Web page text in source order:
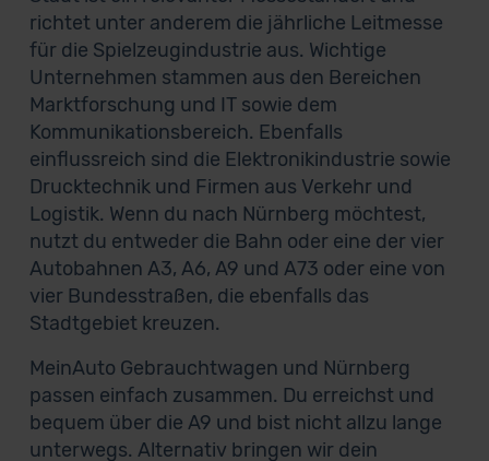
richtet unter anderem die jährliche Leitmesse
für die Spielzeugindustrie aus. Wichtige
Unternehmen stammen aus den Bereichen
Marktforschung und IT sowie dem
Kommunikationsbereich. Ebenfalls
einflussreich sind die Elektronikindustrie sowie
Drucktechnik und Firmen aus Verkehr und
Logistik. Wenn du nach Nürnberg möchtest,
nutzt du entweder die Bahn oder eine der vier
Autobahnen A3, A6, A9 und A73 oder eine von
vier Bundesstraßen, die ebenfalls das
Stadtgebiet kreuzen.
MeinAuto Gebrauchtwagen und Nürnberg
passen einfach zusammen. Du erreichst und
bequem über die A9 und bist nicht allzu lange
unterwegs. Alternativ bringen wir dein